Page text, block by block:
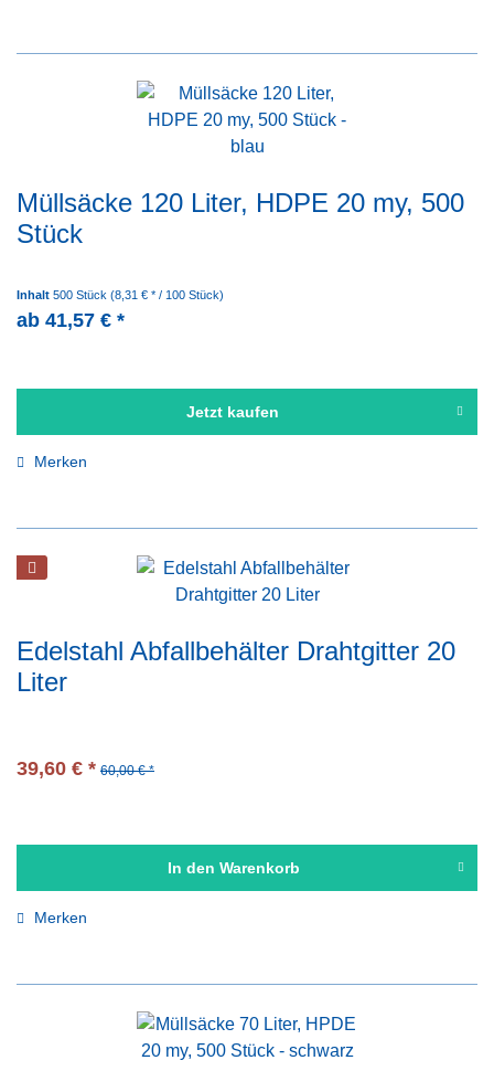
Müllsäcke 120 Liter, HDPE 20 my, 500
Stück
Inhalt 500 Stück (8,31 € * / 100 Stück)
ab 41,57 € *
Jetzt kaufen
Merken
Edelstahl Abfallbehälter Drahtgitter 20
Liter
39,60 € * 60,00 € *
In den Warenkorb
Merken